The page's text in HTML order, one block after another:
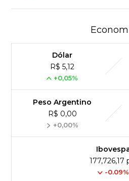
Dólar
R$ 5,12
+0,05%
Peso Argentino
R$ 0,00
+0,00%
177,726,17
-0.09%